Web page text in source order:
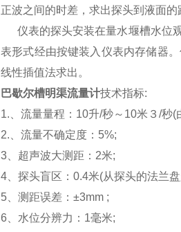
正波之间的时差，求出探头到液面
仪表的探头安装在量水堰槽水位
表形式经由按键装入仪表内存储器
线性插值法求出。
巴歇尔槽明渠流量计技术指标:
1.、流量量程：10升/秒～10米３/秒
2.、流量不确定度：5%;
3、超声波大测距：2米;
4、探头盲区：0.4米(从探头的法兰
5、测距误差：±3mm ;
6、水位分辨力：1毫米;